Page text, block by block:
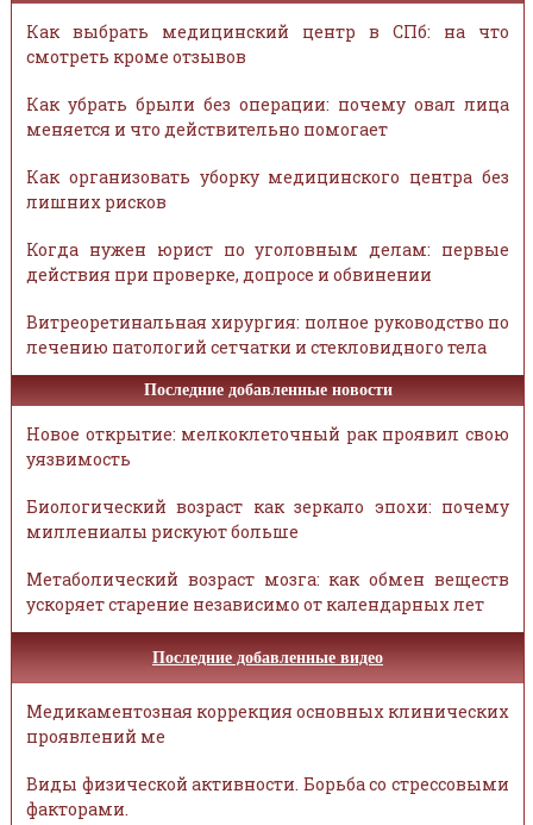
Как выбрать медицинский центр в СПб: на что
смотреть кроме отзывов
Как убрать брыли без операции: почему овал лица
меняется и что действительно помогает
Как организовать уборку медицинского центра без
лишних рисков
Когда нужен юрист по уголовным делам: первые
действия при проверке, допросе и обвинении
Витреоретинальная хирургия: полное руководство по
лечению патологий сетчатки и стекловидного тела
Последние добавленные новости
Новое открытие: мелкоклеточный рак проявил свою
уязвимость
Биологический возраст как зеркало эпохи: почему
миллениалы рискуют больше
Метаболический возраст мозга: как обмен веществ
ускоряет старение независимо от календарных лет
Последние добавленные видео
Медикаментозная коррекция основных клинических
проявлений ме
Виды физической активности. Борьба со стрессовыми
факторами.